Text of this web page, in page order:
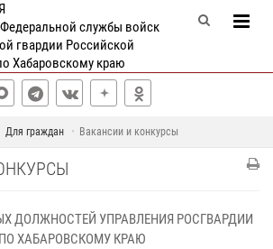
службы войск
гвардии Российской
Хабаровскому краю
Для граждан Вакансии и конкурсы
ДОЛЖНОСТЕЙ УПРАВЛЕНИЯ РОСГВАРДИИ
ПО ХАБАРОВСКОМУ КРАЮ